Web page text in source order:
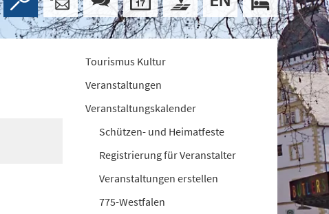
Tourismus Kultur
Veranstaltungen
Veranstaltungskalender
Schützen- und Heimatfeste
Registrierung für Veranstalter
Veranstaltungen erstellen
775-Westfalen